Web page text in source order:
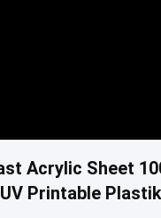
Acrylic Sheet
Printable Plastik